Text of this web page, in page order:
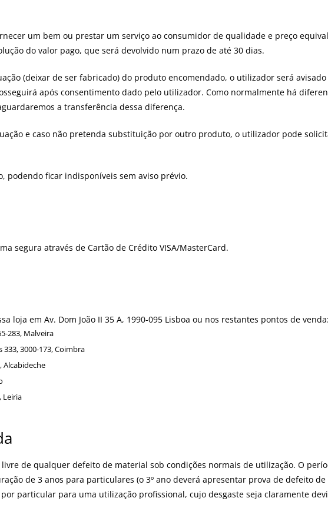
um bem ou prestar um serviço ao consumidor de qualidade e preço
do valor pago, que será devolvido num prazo de até 30 dias.
(deixar de ser fabricado) do produto encomendado, o utilizador será
após consentimento dado pelo utilizador. Como normalmente há
a transferência dessa diferença.
e caso não pretenda substituição por outro produto, o utilizador pode
podendo ficar indisponíveis sem aviso prévio.
segura através de Cartão de Crédito VISA/MasterCard.
loja em Av. Dom João II 35 A, 1990-095 Lisboa ou nos restantes pontos de venda:
283, Malveira
3000-173, Coimbra
Alcabideche
Leiria
de qualquer defeito de material sob condições normais de utilização. O
de 3 anos para particulares (o 3º ano deverá apresentar prova de defeito
particular para uma utilização profissional, cujo desgaste seja claramente